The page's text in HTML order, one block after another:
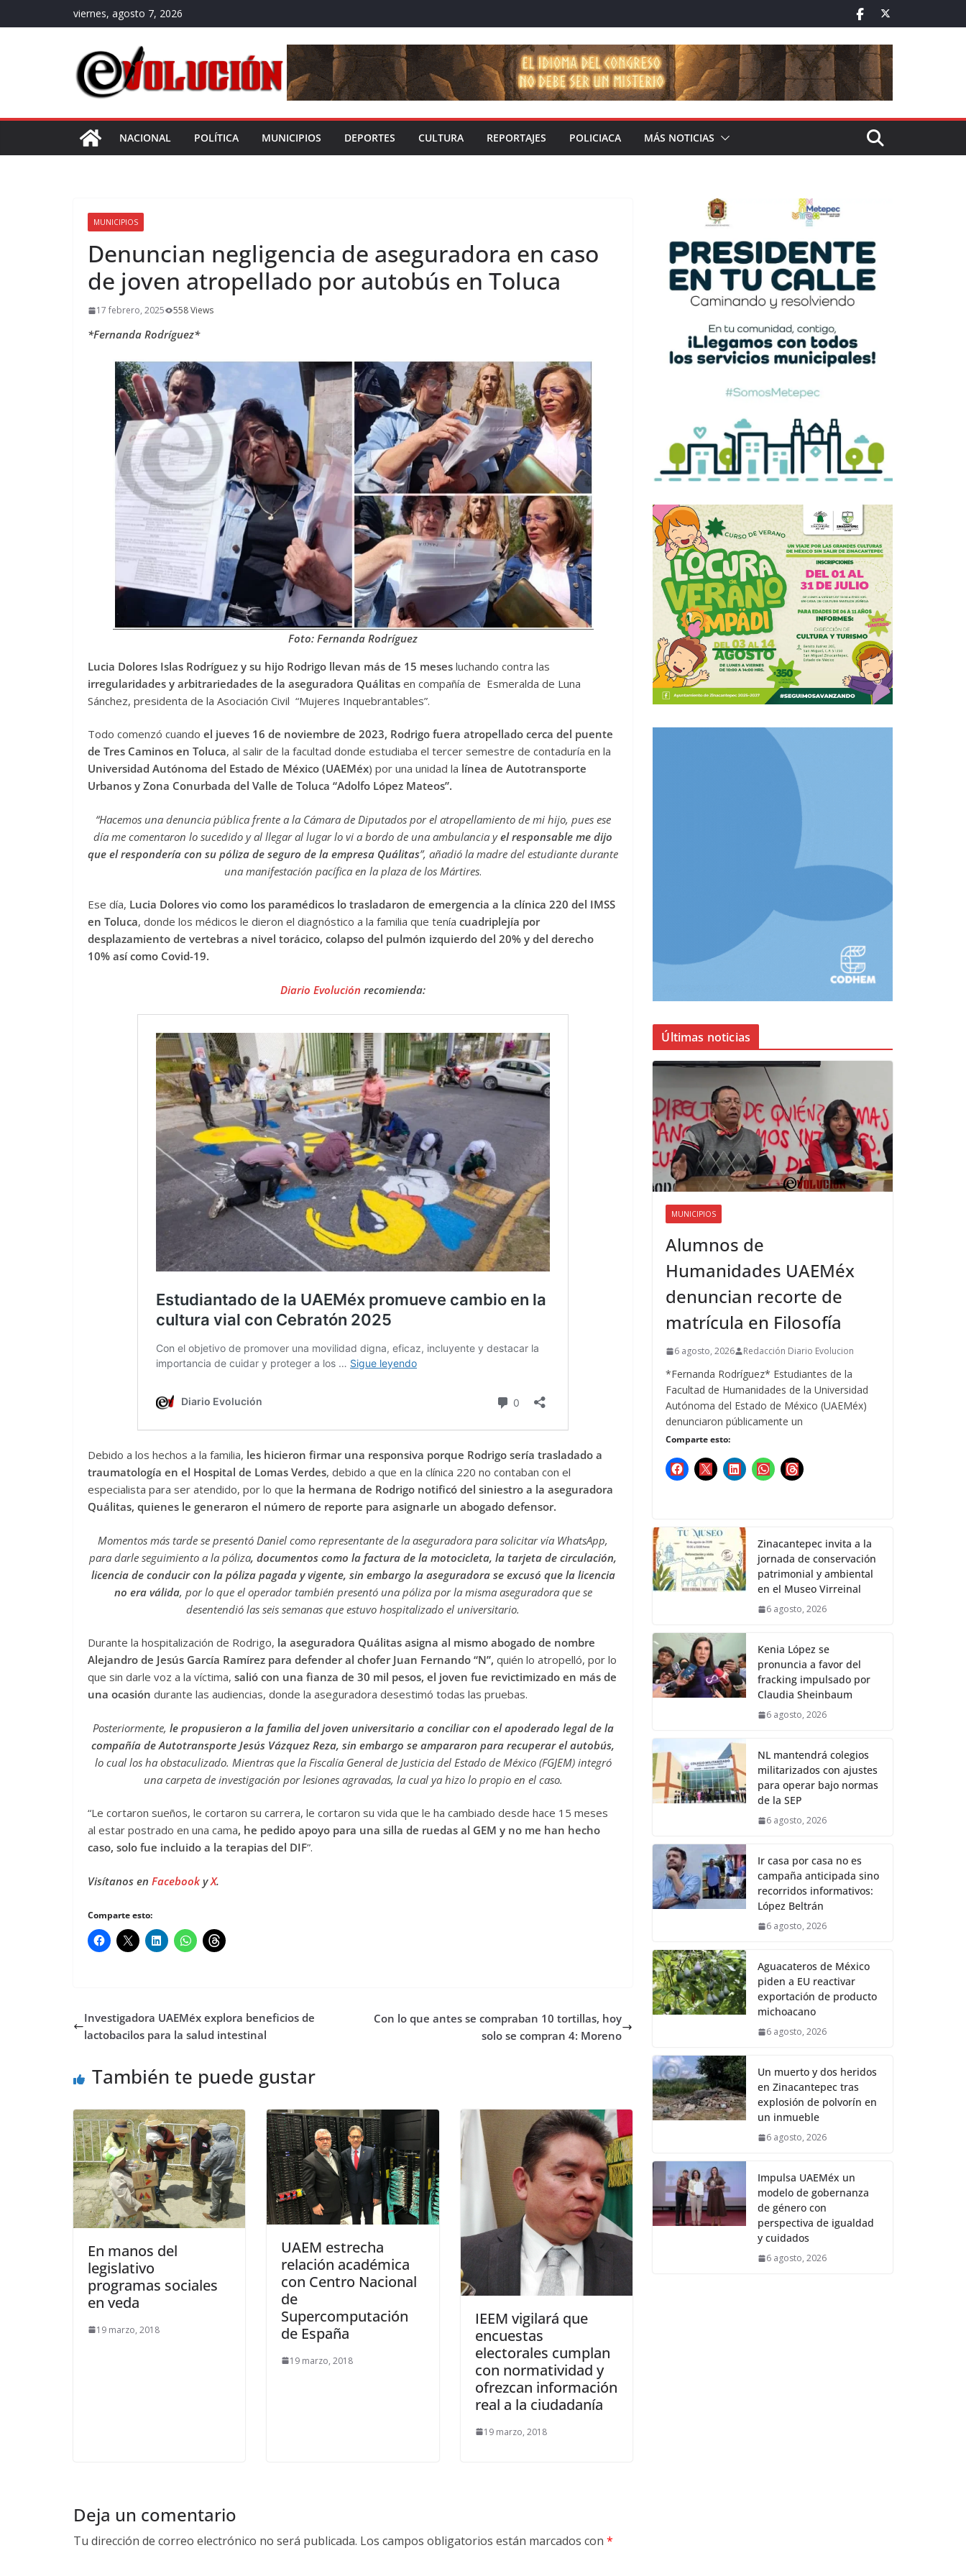
al
viernes, agosto 7, 2026
NACIONAL POLÍTICA MUNICIPIOS DEPORTES CULTURA REPORTAJES POLICIACA MÁS NOTICIAS
MUNICIPIOS
Denuncian negligencia de aseguradora en caso
de joven atropellado por autobús en Toluca
17 febrero, 2025 558 Views
*Fernanda Rodríguez*
Foto: Fernanda Rodríguez
Lucia Dolores Islas Rodríguez y su hijo Rodrigo llevan más de 15 meses luchando contra las
irregularidades y arbitrariedades de la aseguradora Quálitas en compañía de Esmeralda de Luna
Sánchez, presidenta de la Asociación Civil “Mujeres Inquebrantables”.
Todo comenzó cuando el jueves 16 de noviembre de 2023, Rodrigo fuera atropellado cerca del puente
de Tres Caminos en Toluca, al salir de la facultad donde estudiaba el tercer semestre de contaduría en la
Universidad Autónoma del Estado de México (UAEMéx) por una unidad la línea de Autotransporte
Urbanos y Zona Conurbada del Valle de Toluca “Adolfo López Mateos”.
“Hacemos una denuncia pública frente a la Cámara de Diputados por el atropellamiento de mi hijo, pues ese
día me comentaron lo sucedido y al llegar al lugar lo vi a bordo de una ambulancia yel responsable me dijo
que el respondería con su póliza de seguro de la empresa Quálitas”, añadió la madre del estudiante durante
una manifestación pacífica en la plaza de los Mártires.
Ese día, Lucia Dolores vio como los paramédicos lo trasladaron de emergencia a la clínica 220 del IMSS
en Toluca, donde los médicos le dieron el diagnóstico a la familia que tenía cuadriplejía por
desplazamiento de vertebras a nivel torácico, colapso del pulmón izquierdo del 20% y del derecho
10% así como Covid-19.
Diario Evolución recomienda:
Debido a los hechos a la familia, les hicieron firmar una responsiva porque Rodrigo sería trasladado a
traumatología en el Hospital de Lomas Verdes, debido a que en la clínica 220 no contaban con el
especialista para ser atendido, por lo que la hermana de Rodrigo notificó del siniestro a la aseguradora
Quálitas, quienes le generaron el número de reporte para asignarle un abogado defensor.
Momentos más tarde se presentó Daniel como representante de la aseguradora para solicitar vía WhatsApp,
para darle seguimiento a la póliza, documentos como la factura de la motocicleta, la tarjeta de circulación,
licencia de conducir con la póliza pagada y vigente, sin embargo la aseguradora se excusó que la licencia
no era válida, por lo que el operador también presentó una póliza por la misma aseguradora que se
desentendió las seis semanas que estuvo hospitalizado el universitario.
Durante la hospitalización de Rodrigo, la aseguradora Quálitas asigna al mismo abogado de nombre
Alejandro de Jesús García Ramírez para defender al chofer Juan Fernando “N”, quién lo atropelló, por lo
que sin darle voz a la víctima, salió con una fianza de 30 mil pesos, el joven fue revictimizado en más de
una ocasión durante las audiencias, donde la aseguradora desestimó todas las pruebas.
Posteriormente, le propusieron a la familia del joven universitario a conciliar con el apoderado legal de la
compañía de Autotransporte Jesús Vázquez Reza, sin embargo se ampararon para recuperar el autobús,
lo cual los ha obstaculizado. Mientras que la Fiscalía General de Justicia del Estado de México (FGJEM) integró
una carpeta de investigación por lesiones agravadas, la cual ya hizo lo propio en el caso.
“Le cortaron sueños, le cortaron su carrera, le cortaron su vida que le ha cambiado desde hace 15 meses
al estar postrado en una cama, he pedido apoyo para una silla de ruedas al GEM y no me han hecho
caso, solo fue incluido a la terapias del DIF”.
Visítanos en FacebookyX.
Comparte esto:
Investigadora UAEMéx explora beneficios de
lactobacilos para la salud intestinal
Con lo que antes se compraban 10 tortillas, hoy
solo se compran 4: Moreno
También te puede gustar
En manos del
legislativo
programas sociales
en veda
19 marzo, 2018
UAEM estrecha
relación académica
con Centro Nacional
de
Supercomputación
de España
19 marzo, 2018
IEEM vigilará que
encuestas
electorales cumplan
con normatividad y
ofrezcan información
real a la ciudadanía
19 marzo, 2018
Deja un comentario
Tu dirección de correo electrónico no será publicada. Los campos obligatorios están marcados con *
Últimas noticias
MUNICIPIOS
Alumnos de
Humanidades UAEMéx
denuncian recorte de
matrícula en Filosofía
6 agosto, 2026 Redacción Diario Evolucion
*Fernanda Rodríguez* Estudiantes de la
Facultad de Humanidades de la Universidad
Autónoma del Estado de México (UAEMéx)
denunciaron públicamente un
Comparte esto:
Zinacantepec invita a la
jornada de conservación
patrimonial y ambiental
en el Museo Virreinal
6 agosto, 2026
Kenia López se
pronuncia a favor del
fracking impulsado por
Claudia Sheinbaum
6 agosto, 2026
NL mantendrá colegios
militarizados con ajustes
para operar bajo normas
de la SEP
6 agosto, 2026
Ir casa por casa no es
campaña anticipada sino
recorridos informativos:
López Beltrán
6 agosto, 2026
Aguacateros de México
piden a EU reactivar
exportación de producto
michoacano
6 agosto, 2026
Un muerto y dos heridos
en Zinacantepec tras
explosión de polvorín en
un inmueble
6 agosto, 2026
Impulsa UAEMéx un
modelo de gobernanza
de género con
perspectiva de igualdad
y cuidados
6 agosto, 2026